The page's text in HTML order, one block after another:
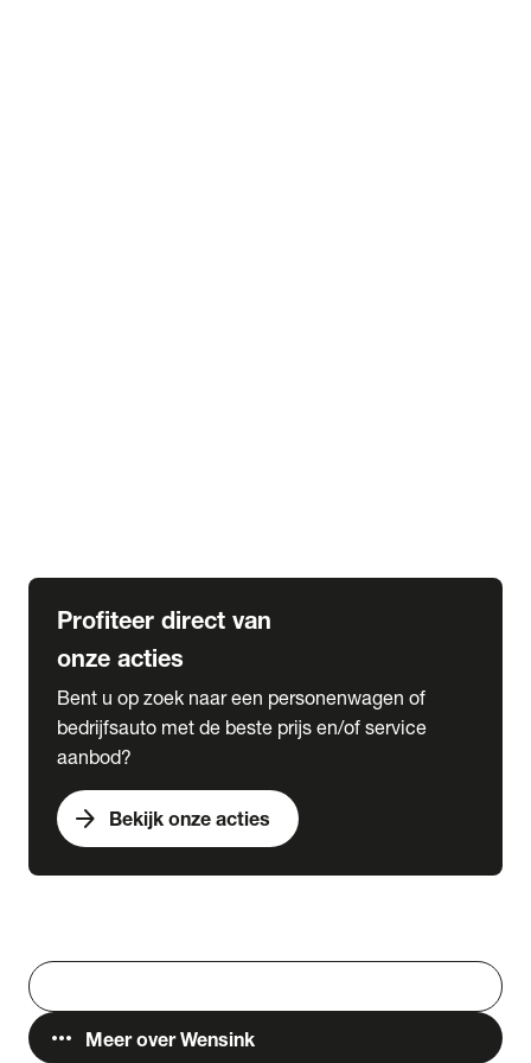
Profiteer direct van
onze acties
Bent u op zoek naar een personenwagen of
bedrijfsauto met de beste prijs en/of service
aanbod?
arrow_forward Bekijk onze acties
more_horiz Meer over Wensink